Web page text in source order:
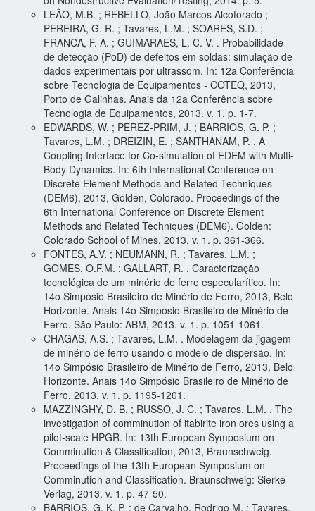
LEÃO, M.B. ; REBELLO, João Marcos Alcoforado ;
PEREIRA, G. R. ; Tavares, L.M. ; SOARES, S.D. ;
FRANCA, F. A. ; GUIMARAES, L. C. V. . Probabilidade
de detecção (PoD) de defeitos em soldas: simulação de
dados experimentais por ultrassom. In: 12a Conferência
sobre Tecnologia de Equipamentos - COTEQ, 2013,
Porto de Galinhas. Anais da 12a Conferência sobre
Tecnologia de Equipamentos, 2013. v. 1. p. 1-7.
EDWARDS, W. ; PEREZ-PRIM, J. ; BARRIOS, G. P. ;
Tavares, L.M. ; DREIZIN, E. ; SANTHANAM, P. . A
Coupling Interface for Co-simulation of EDEM with Multi-
Body Dynamics. In: 6th International Conference on
Discrete Element Methods and Related Techniques
(DEM6), 2013, Golden, Colorado. Proceedings of the
6th International Conference on Discrete Element
Methods and Related Techniques (DEM6). Golden:
Colorado School of Mines, 2013. v. 1. p. 361-366.
FONTES, A.V. ; NEUMANN, R. ; Tavares, L.M. ;
GOMES, O.F.M. ; GALLART, R. . Caracterização
tecnológica de um minério de ferro especularítico. In:
14o Simpósio Brasileiro de Minério de Ferro, 2013, Belo
Horizonte. Anais 14o Simpósio Brasileiro de Minério de
Ferro. São Paulo: ABM, 2013. v. 1. p. 1051-1061.
CHAGAS, A.S. ; Tavares, L.M. . Modelagem da jigagem
de minério de ferro usando o modelo de dispersão. In:
14o Simpósio Brasileiro de Minério de Ferro, 2013, Belo
Horizonte. Anais 14o Simpósio Brasileiro de Minério de
Ferro, 2013. v. 1. p. 1195-1201.
MAZZINGHY, D. B. ; RUSSO, J. C. ; Tavares, L.M. . The
investigation of comminution of itabirite iron ores using a
pilot-scale HPGR. In: 13th European Symposium on
Comminution & Classification, 2013, Braunschweig.
Proceedings of the 13th European Symposium on
Comminution and Classification. Braunschweig: Sierke
Verlag, 2013. v. 1. p. 47-50.
BARRIOS, G. K. P. ; de Carvalho, Rodrigo M. ; Tavares,